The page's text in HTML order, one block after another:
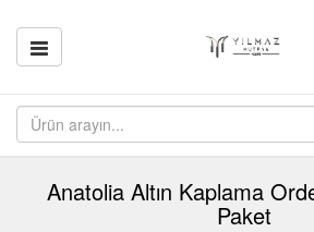
Anatolia Altın Kaplama
Paket